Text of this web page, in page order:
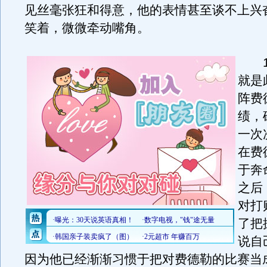
见丝毫张狂和得意，他的表情甚至谈不上兴
笑着，微微牵动嘴角。
12
就是
阵费
绩，
一次
在费
于奔
之后
对打
了把
说自
因为他已经渐渐习惯于把对费德勒的比赛当